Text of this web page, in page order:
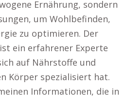
Ernährung, sondern
um Wohlbefinden,
zu optimieren. Der
ein erfahrener Experte
auf Nährstoffe und
Körper spezialisiert hat.
Informationen, die in